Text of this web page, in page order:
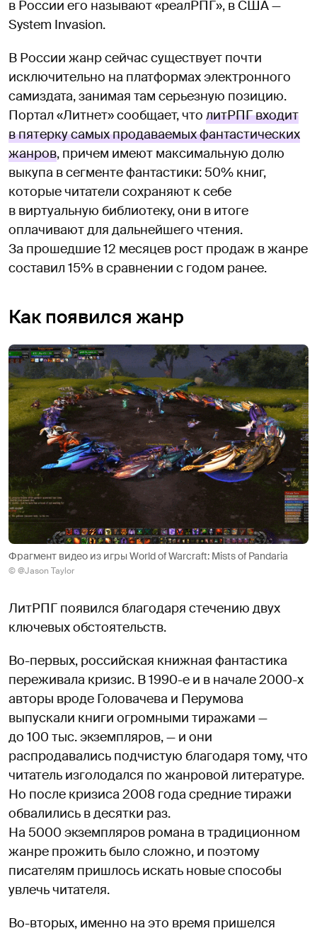
в России его называют «реалРПГ», в США —
System Invasion.
В России жанр сейчас существует почти
исключительно на платформах электронного
самиздата, занимая там серьезную позицию.
Портал «Литнет» сообщает, что литРПГ входит
в пятерку самых продаваемых фантастических
жанров, причем имеют максимальную долю
выкупа в сегменте фантастики: 50% книг,
которые читатели сохраняют к себе
в виртуальную библиотеку, они в итоге
оплачивают для дальнейшего чтения.
За прошедшие 12 месяцев рост продаж в жанре
составил 15% в сравнении с годом ранее.
Как появился жанр
Фрагмент видео из игры World of Warcraft: Mists of Pandaria
© @Jason Taylor
ЛитРПГ появился благодаря стечению двух
ключевых обстоятельств.
Во-первых, российская книжная фантастика
переживала кризис. В 1990-е и в начале 2000-х
авторы вроде Головачева и Перумова
выпускали книги огромными тиражами —
до 100 тыс. экземпляров, — и они
распродавались подчистую благодаря тому, что
читатель изголодался по жанровой литературе.
Но после кризиса 2008 года средние тиражи
обвалились в десятки раз.
На 5000 экземпляров романа в традиционном
жанре прожить было сложно, и поэтому
писателям пришлось искать новые способы
увлечь читателя.
Во-вторых, именно на это время пришелся